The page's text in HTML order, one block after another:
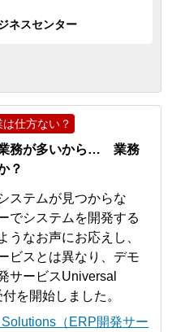
ネスセンター
仕方ない？
務が多いから… 業務
？
ステムが見つからな
でシステムを開発する
うなお声にお応えし、
ビスとは異なり、デモ
サービスUniversal
を開始しました。
（ERP開発サー